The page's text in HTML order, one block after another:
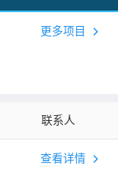
更多项目
联系人
查看详情